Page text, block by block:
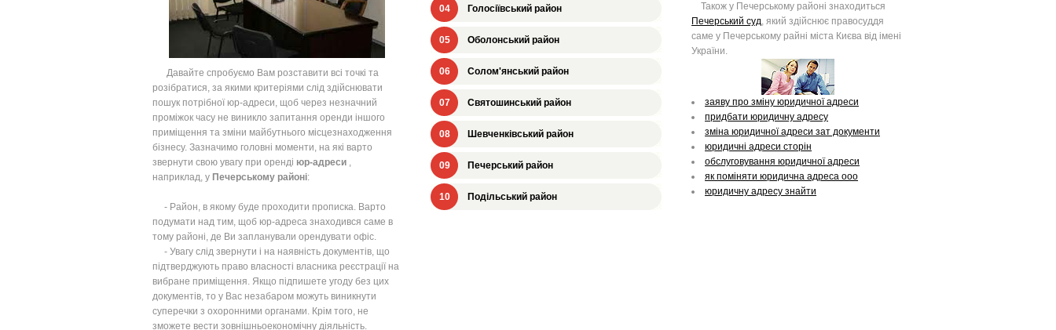
Давайте спробуємо Вам розставити всі точкі та
розібратися, за якими критеріями слід здійснювати
пошук потрібної юр-адреси, щоб через незначний
проміжок часу не виникло запитання оренди іншого
приміщення та зміни майбутнього місцезнаходження
бізнесу. Зазначимо головні моменти, на які варто
звернути свою увагу при оренді юр-адреси ,
наприклад, у Печерському районі:
- Район, в якому буде проходити прописка. Варто
подумати над тим, щоб юр-адреса знаходився саме в
тому районі, де Ви запланували орендувати офіс.
- Увагу слід звернути і на наявність документів, що
підтверджують право власності власника реєстрації на
вибране приміщення. Якщо підпишете угоду без цих
документів, то у Вас незабаром можуть виникнути
суперечки з охоронними органами. Крім того, не
зможете вести зовнішньоекономічну діяльність.
04 Голосіївський район
05 Оболонський район
06 Солом'янський район
07 Святошинський район
08 Шевченківський район
09 Печерський район
10 Подільський район
Також у Печерському районі знаходиться
Печерський суд, який здійснює правосуддя
саме у Печерському райні міста Києва від імені
України.
заяву про зміну юридичної адреси
придбати юридичну адресу
зміна юридичної адреси зат документи
юридичні адреси сторін
обслуговування юридичної адреси
як поміняти юридична адреса ооо
юридичну адресу знайти